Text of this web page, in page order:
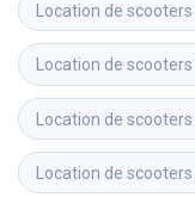
Location de scooters
Location de scooters
Location de scooters
Location de scooters